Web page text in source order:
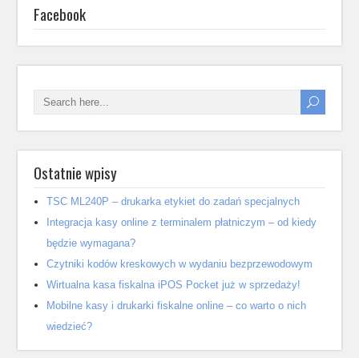
Facebook
Ostatnie wpisy
TSC ML240P – drukarka etykiet do zadań specjalnych
Integracja kasy online z terminalem płatniczym – od kiedy
będzie wymagana?
Czytniki kodów kreskowych w wydaniu bezprzewodowym
Wirtualna kasa fiskalna iPOS Pocket już w sprzedaży!
Mobilne kasy i drukarki fiskalne online – co warto o nich
wiedzieć?